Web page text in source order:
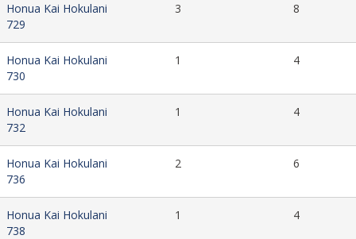
Honua Kai Hokulani
729
3 8
Honua Kai Hokulani
730
1 4
Honua Kai Hokulani
732
1 4
Honua Kai Hokulani
736
2 6
Honua Kai Hokulani
738
1 4